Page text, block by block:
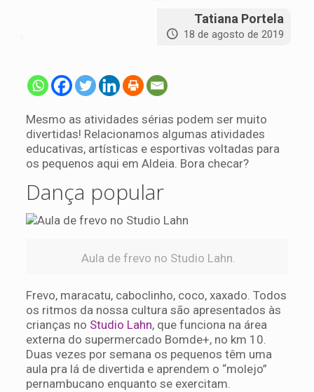
Tatiana Portela
18 de agosto de 2019
Mesmo as atividades sérias podem ser muito
divertidas! Relacionamos algumas atividades
educativas, artísticas e esportivas voltadas para
os pequenos aqui em Aldeia. Bora checar?
Dança popular
Aula de frevo no Studio Lahn.
Frevo, maracatu, caboclinho, coco, xaxado. Todos
os ritmos da nossa cultura são apresentados às
crianças no Studio Lahn, que funciona na área
externa do supermercado Bomde+, no km 10.
Duas vezes por semana os pequenos têm uma
aula pra lá de divertida e aprendem o “molejo”
pernambucano enquanto se exercitam.